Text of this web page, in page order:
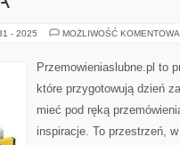
- 2025 MOŻLIWOŚĆ
Przemowieniaslubne.pl to
które przygotowują dzień
mieć pod ręką
inspiracje. To przestrzeń,